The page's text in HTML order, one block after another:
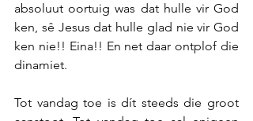
absoluut oortuig was dat hulle vir God
ken, sê Jesus dat hulle glad nie vir God
ken nie!! Eina!! En net daar ontplof die
dinamiet.
Tot vandag toe is dít steeds die groot